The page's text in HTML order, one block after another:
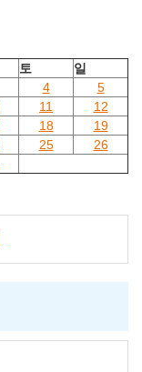
토
일
4
5
11
12
18
19
25
26